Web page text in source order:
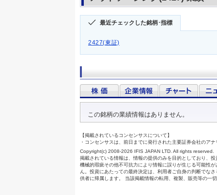
最近チェックした銘柄･指標
2427(東証)